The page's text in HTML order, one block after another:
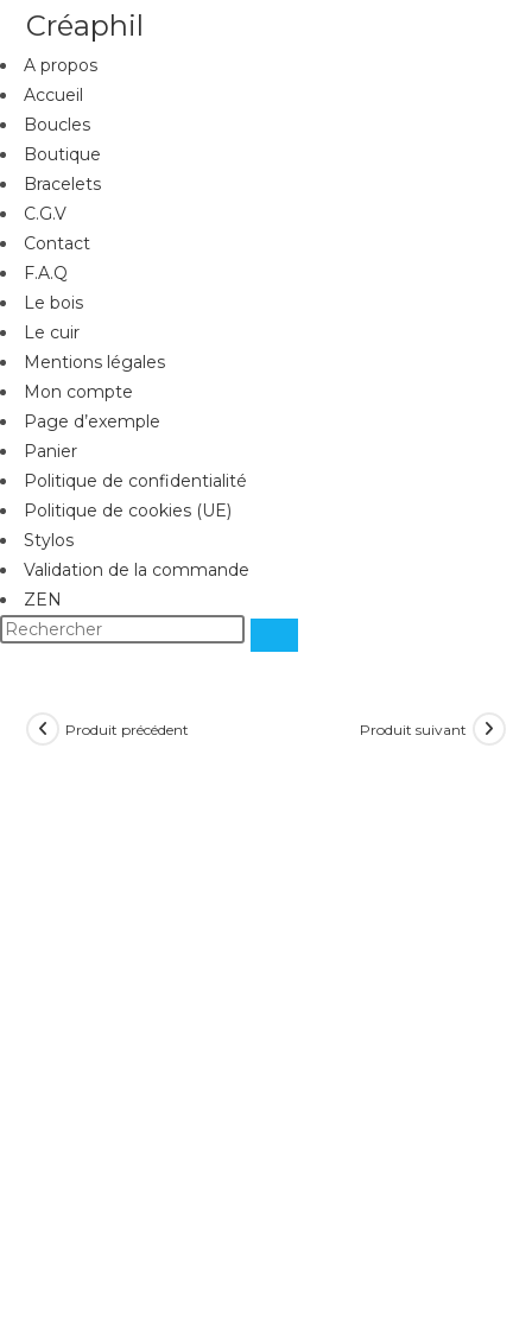
Créaphil
A propos
Accueil
Boucles
Boutique
Bracelets
C.G.V
Contact
F.A.Q
Le bois
Le cuir
Mentions légales
Mon compte
Page d’exemple
Panier
Politique de confidentialité
Politique de cookies (UE)
Stylos
Validation de la commande
ZEN
Produit précédent Produit suivant